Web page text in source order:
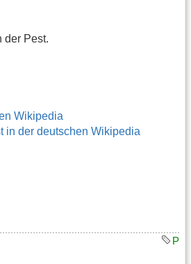
der Pest.
Wikipedia
in der deutschen Wikipedia
P